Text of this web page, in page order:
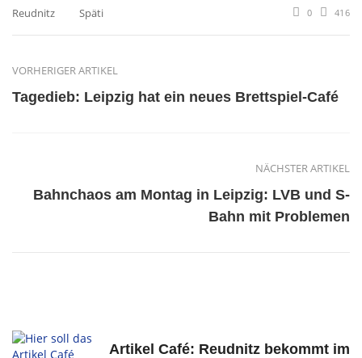
Reudnitz Späti 0 416
VORHERIGER ARTIKEL
Tagedieb: Leipzig hat ein neues Brettspiel-Café
NÄCHSTER ARTIKEL
Bahnchaos am Montag in Leipzig: LVB und S-
Bahn mit Problemen
Artikel Café: Reudnitz bekommt im